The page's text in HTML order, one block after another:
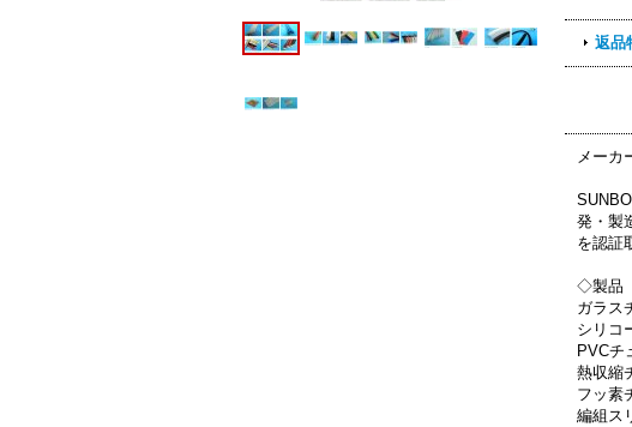
返品
メーカ
発・製
を認証
◇製品
ガラス
シリコ
PVCチ
熱収縮
フッ素
編組ス